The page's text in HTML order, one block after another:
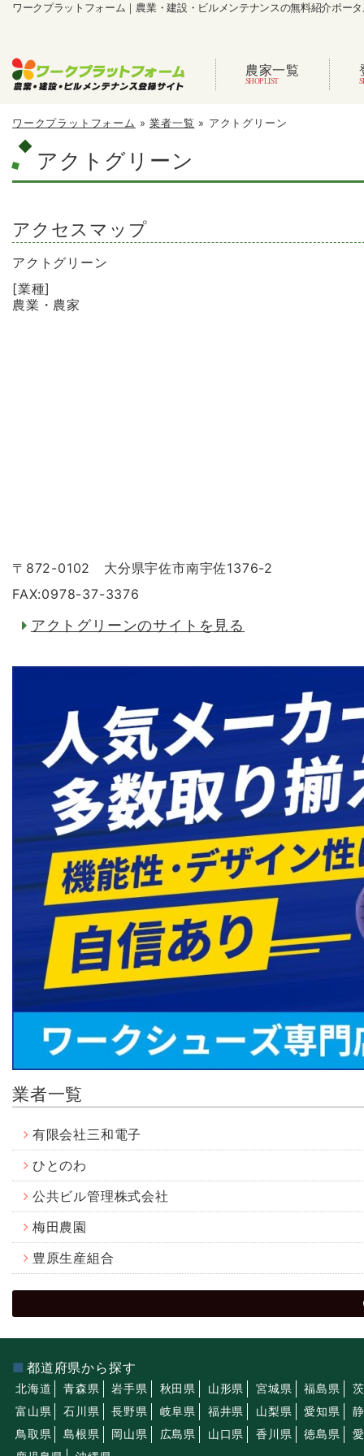
ワークプラットフォーム｜農業・建設・ビルメンテナンスの無料紹介ポー
農家一覧
ワークプラットフォーム »業者一覧 » アクトグリーン
アクトグリーン
アクセスマップ
アクトグリーン
[業種]
農業・農家
〒872-0102 大分県宇佐市南宇佐1376-2
FAX:0978-37-3376
アクトグリーンのサイトを見る
業者一覧
有限会社三和電子
ひとのわ
公共ビル管理株式会社
梅田農園
豊原生産組合
都道府県から探す
北海道 青森県 岩手県 秋田県 山形県 宮城県 福島県
富山県
石川県 長野県 岐阜県 福井県 山梨県 愛知県
鳥取県
島根県 岡山県 広島県 山口県 香川県 徳島県